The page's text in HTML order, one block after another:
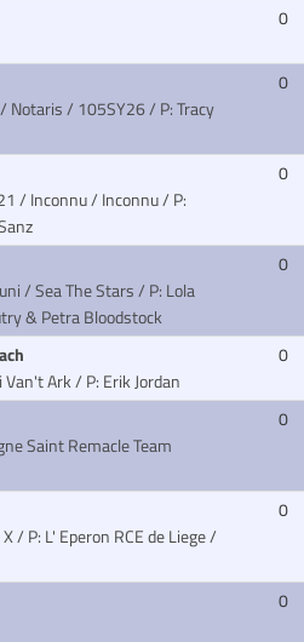
0
Notaris/ 105SY26 / P: Tracy
0
/ Inconnu / Inconnu/ P:
0
/ Sea The Stars/ P: Lola
& Petra Bloodstock
0
Van't Ark/ P: Erik Jordan
0
Saint Remacle Team
0
X/ P: L' Eperon RCE de Liege /
0
0